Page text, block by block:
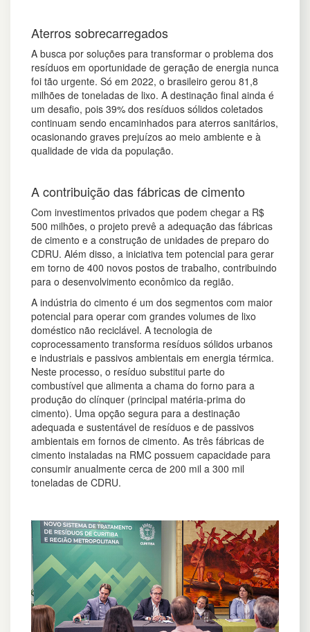
Aterros sobrecarregados
A busca por soluções para transformar o problema dos
resíduos em oportunidade de geração de energia nunca
foi tão urgente. Só em 2022, o brasileiro gerou 81,8
milhões de toneladas de lixo. A destinação final ainda é
um desafio, pois 39% dos resíduos sólidos coletados
continuam sendo encaminhados para aterros sanitários,
ocasionando graves prejuízos ao meio ambiente e à
qualidade de vida da população.
A contribuição das fábricas de cimento
Com investimentos privados que podem chegar a R$
500 milhões, o projeto prevê a adequação das fábricas
de cimento e a construção de unidades de preparo do
CDRU. Além disso, a iniciativa tem potencial para gerar
em torno de 400 novos postos de trabalho, contribuindo
para o desenvolvimento econômico da região.
A indústria do cimento é um dos segmentos com maior
potencial para operar com grandes volumes de lixo
doméstico não reciclável. A tecnologia de
coprocessamento transforma resíduos sólidos urbanos
e industriais e passivos ambientais em energia térmica.
Neste processo, o resíduo substitui parte do
combustível que alimenta a chama do forno para a
produção do clínquer (principal matéria-prima do
cimento). Uma opção segura para a destinação
adequada e sustentável de resíduos e de passivos
ambientais em fornos de cimento. As três fábricas de
cimento instaladas na RMC possuem capacidade para
consumir anualmente cerca de 200 mil a 300 mil
toneladas de CDRU.